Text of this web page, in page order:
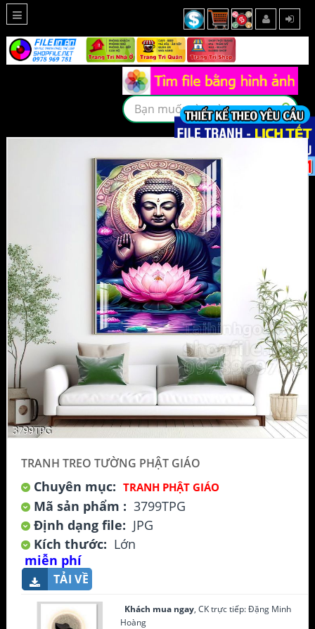
TRANH TREO TƯỜNG PHẬT GIÁO
Chuyên mục: TRANH PHẬT GIÁO
Mã sản phẩm : 3799TPG
Định dạng file: JPG
Kích thước: Lớn
miễn phí
TẢI VỀ
Khách mua ngay, CK trực tiếp: Đặng Minh
Hoàng